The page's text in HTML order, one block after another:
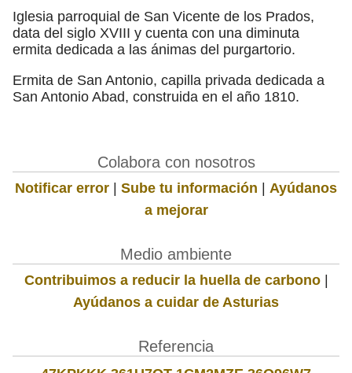
Iglesia parroquial de San Vicente de los Prados,
data del siglo XVIII y cuenta con una diminuta
ermita dedicada a las ánimas del purgartorio.
Ermita de San Antonio, capilla privada dedicada a
San Antonio Abad, construida en el año 1810.
Colabora con nosotros
Notificar error | Sube tu información | Ayúdanos
a mejorar
Medio ambiente
Contribuimos a reducir la huella de carbono|
Ayúdanos a cuidar de Asturias
Referencia